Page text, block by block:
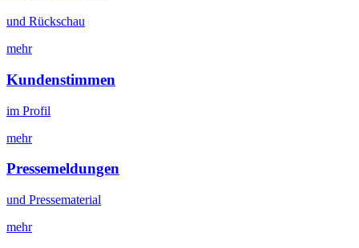
und Rückschau
mehr
Kundenstimmen
im Profil
mehr
Pressemeldungen
und Pressematerial
mehr